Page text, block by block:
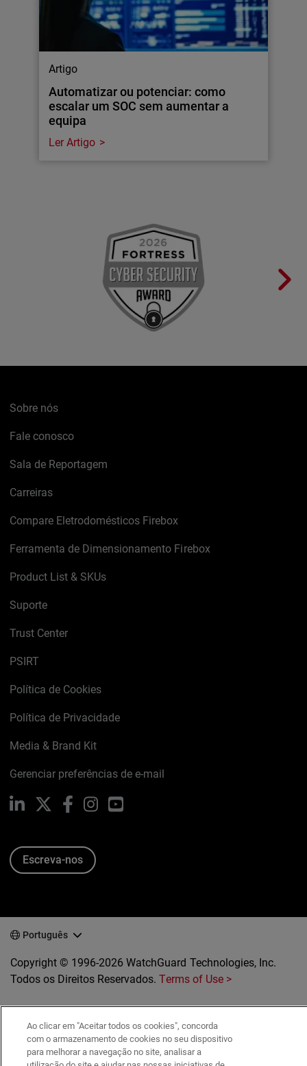
Artigo
Automatizar ou potenciar: como
escalar um SOC sem aumentar a
equipa
Ler Artigo
Sobre nós
Fale conosco
Sala de Reportagem
Carreiras
Compare Eletrodomésticos Firebox
Ferramenta de Dimensionamento Firebox
Product List & SKUs
Suporte
Trust Center
PSIRT
Política de Cookies
Política de Privacidade
Media & Brand Kit
Gerenciar preferências de e-mail
LinkedIn FacebookInstagramYouTube
Escreva-nos
Português
Copyright © 1996-2026 WatchGuard Technologies, Inc.
Todos os Direitos Reservados.Terms of Use >
Ao clicar em "Aceitar todos os cookies", concorda
com o armazenamento de cookies no seu dispositivo
para melhorar a navegação no site, analisar a